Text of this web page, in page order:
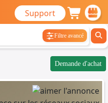
Support
Filtre avancé
Demande d'achat